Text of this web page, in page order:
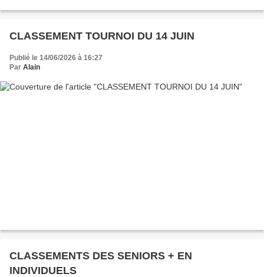
CLASSEMENT TOURNOI DU 14 JUIN
Publié le 14/06/2026 à 16:27
Par Alain
CLASSEMENTS DES SENIORS + EN
INDIVIDUELS